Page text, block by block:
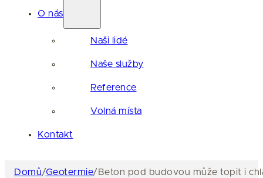
O nás
Naši lidé
Naše služby
Reference
Volná místa
Kontakt
Domů/Geotermie/ Beton pod budovou může topit i